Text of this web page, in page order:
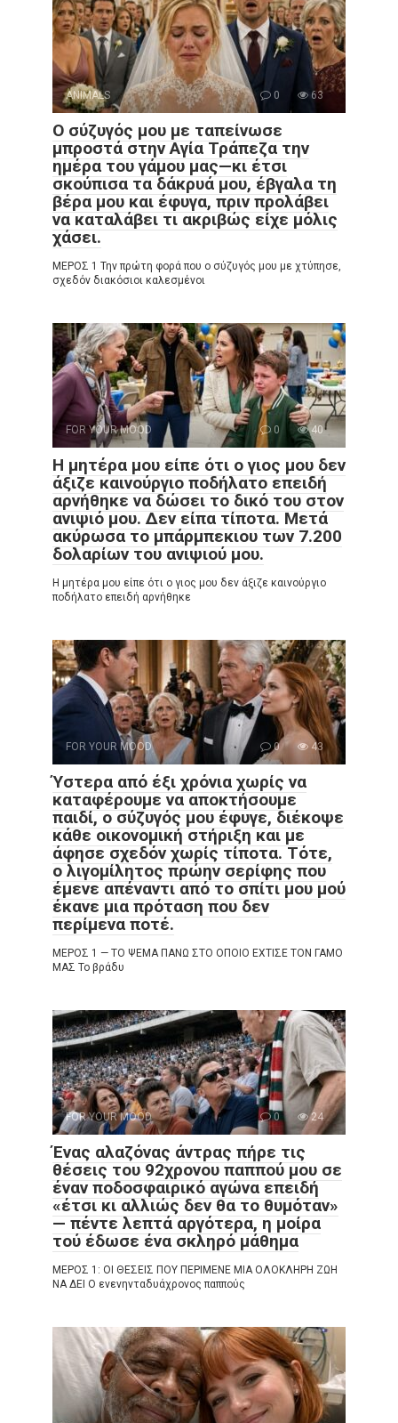
ANIMALS 0 63
Ο σύζυγός μου με ταπείνωσε
μπροστά στην Αγία Τράπεζα την
ημέρα του γάμου μας—κι έτσι
σκούπισα τα δάκρυά μου, έβγαλα τη
βέρα μου και έφυγα, πριν προλάβει
να καταλάβει τι ακριβώς είχε μόλις
χάσει.
ΜΕΡΟΣ 1 Την πρώτη φορά που ο σύζυγός μου με χτύπησε,
σχεδόν διακόσιοι καλεσμένοι
FOR YOUR MOOD 0 40
Η μητέρα μου είπε ότι ο γιος μου δεν
άξιζε καινούργιο ποδήλατο επειδή
αρνήθηκε να δώσει το δικό του στον
ανιψιό μου. Δεν είπα τίποτα. Μετά
ακύρωσα το μπάρμπεκιου των 7.200
δολαρίων του ανιψιού μου.
Η μητέρα μου είπε ότι ο γιος μου δεν άξιζε καινούργιο
ποδήλατο επειδή αρνήθηκε
FOR YOUR MOOD 0 43
Ύστερα από έξι χρόνια χωρίς να
καταφέρουμε να αποκτήσουμε
παιδί, ο σύζυγός μου έφυγε, διέκοψε
κάθε οικονομική στήριξη και με
άφησε σχεδόν χωρίς τίποτα. Τότε,
ο λιγομίλητος πρώην σερίφης που
έμενε απέναντι από το σπίτι μου μού
έκανε μια πρόταση που δεν
περίμενα ποτέ.
ΜΕΡΟΣ 1 — ΤΟ ΨΕΜΑ ΠΑΝΩ ΣΤΟ ΟΠΟΙΟ ΕΧΤΙΣΕ ΤΟΝ ΓΑΜΟ
ΜΑΣ Το βράδυ
FOR YOUR MOOD 0 24
Ένας αλαζόνας άντρας πήρε τις
θέσεις του 92χρονου παππού μου σε
έναν ποδοσφαιρικό αγώνα επειδή
«έτσι κι αλλιώς δεν θα το θυμόταν»
— πέντε λεπτά αργότερα, η μοίρα
τού έδωσε ένα σκληρό μάθημα
ΜΕΡΟΣ 1: ΟΙ ΘΕΣΕΙΣ ΠΟΥ ΠΕΡΙΜΕΝΕ ΜΙΑ ΟΛΟΚΛΗΡΗ ΖΩΗ
ΝΑ ΔΕΙ Ο ενενηνταδυάχρονος παππούς